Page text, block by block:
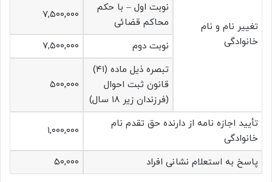
تغییر نام و نام
خانوادگی
نوبت اول – با حکم
محاکم قضائی
۷,۵۰۰,۰۰۰
نوبت دوم
۷,۵۰۰,۰۰۰
تبصره ذیل ماده (۴۱)
قانون ثبت احوال
(فرزندان زیر ۱۸ سال)
۵۰۰,۰۰۰
تأیید اجازه نامه از دارنده حق تقدم نام
خانوادگی
۱,۰۰۰,۰۰۰
پاسخ به استعلام نشانی افراد ۵۰,۰۰۰